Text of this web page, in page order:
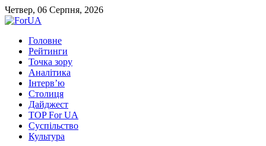
Четвер, 06 Серпня, 2026
Головне
Рейтинги
Точка зору
Аналітика
Інтерв’ю
Столиця
Дайджест
TOP For UA
Суспiльство
Культура